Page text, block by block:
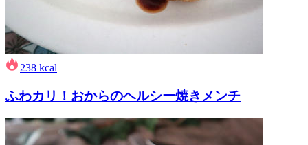
238 kcal
ふわカリ！おからのヘルシー焼きメンチ